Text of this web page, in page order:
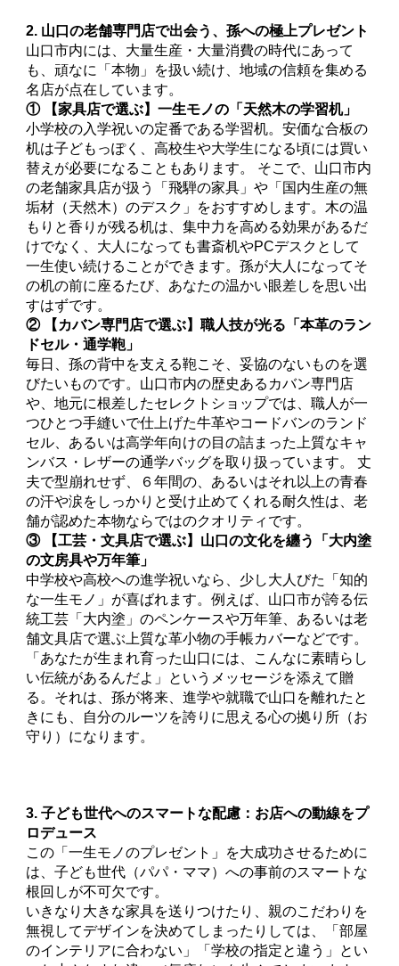
2. 山口の老舗専門店で出会う、孫への極上プレゼント
山口市内には、大量生産・大量消費の時代にあって
も、頑なに「本物」を扱い続け、地域の信頼を集める
名店が点在しています。
① 【家具店で選ぶ】一生モノの「天然木の学習机」
小学校の入学祝いの定番である学習机。安価な合板の
机は子どもっぽく、高校生や大学生になる頃には買い
替えが必要になることもあります。 そこで、山口市内
の老舗家具店が扱う「飛騨の家具」や「国内生産の無
垢材（天然木）のデスク」をおすすめします。木の温
もりと香りが残る机は、集中力を高める効果があるだ
けでなく、大人になっても書斎机やPCデスクとして
一生使い続けることができます。孫が大人になってそ
の机の前に座るたび、あなたの温かい眼差しを思い出
すはずです。
② 【カバン専門店で選ぶ】職人技が光る「本革のラン
ドセル・通学鞄」
毎日、孫の背中を支える鞄こそ、妥協のないものを選
びたいものです。山口市内の歴史あるカバン専門店
や、地元に根差したセレクトショップでは、職人が一
つひとつ手縫いで仕上げた牛革やコードバンのランド
セル、あるいは高学年向けの目の詰まった上質なキャ
ンバス・レザーの通学バッグを取り扱っています。 丈
夫で型崩れせず、６年間の、あるいはそれ以上の青春
の汗や涙をしっかりと受け止めてくれる耐久性は、老
舗が認めた本物ならではのクオリティです。
③ 【工芸・文具店で選ぶ】山口の文化を纏う「大内塗
の文房具や万年筆」
中学校や高校への進学祝いなら、少し大人びた「知的
な一生モノ」が喜ばれます。例えば、山口市が誇る伝
統工芸「大内塗」のペンケースや万年筆、あるいは老
舗文具店で選ぶ上質な革小物の手帳カバーなどです。
「あなたが生まれ育った山口には、こんなに素晴らし
い伝統があるんだよ」というメッセージを添えて贈
る。それは、孫が将来、進学や就職で山口を離れたと
きにも、自分のルーツを誇りに思える心の拠り所（お
守り）になります。
3. 子ども世代へのスマートな配慮：お店への動線をプ
ロデュース
この「一生モノのプレゼント」を大成功させるために
は、子ども世代（パパ・ママ）への事前のスマートな
根回しが不可欠です。
いきなり大きな家具を送りつけたり、親のこだわりを
無視してデザインを決めてしまったりしては、「部屋
のインテリアに合わない」「学校の指定と違う」とい